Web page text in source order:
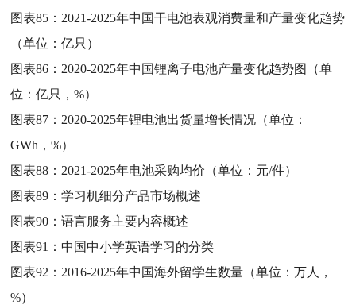
图表85： 2021-2025年中国干电池表观消费量和产量变化趋势
（单位：亿只）
图表86： 2020-2025年中国锂离子电池产量变化趋势图（单
位：亿只，%）
图表87： 2020-2025年锂电池出货量增长情况（单位：
GWh，%）
图表88： 2021-2025年电池采购均价（单位：元/件）
图表89：学习机细分产品市场概述
图表90：语言服务主要内容概述
图表91：中国中小学英语学习的分类
图表92： 2016-2025年中国海外留学生数量（单位：万人，
%）